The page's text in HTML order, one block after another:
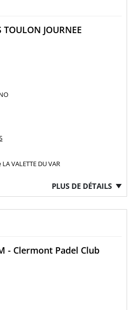
JOURNEE
VALETTE DU VAR
PLUS DE DÉTAILS
- Clermont Padel Club